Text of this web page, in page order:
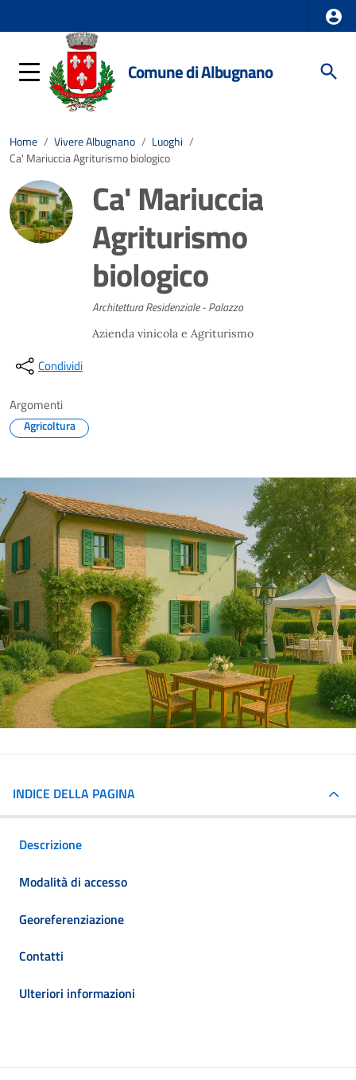
Comune di Albugnano
Home / Vivere Albugnano / Luoghi /
Ca' Mariuccia Agriturismo biologico
Ca' Mariuccia
Agriturismo
biologico
Architettura Residenziale - Palazzo
Azienda vinicola e Agriturismo
Condividi
Argomenti
Agricoltura
INDICE DELLA PAGINA
Descrizione
Modalità di accesso
Georeferenziazione
Contatti
Ulteriori informazioni